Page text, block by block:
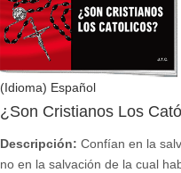
(Idioma) Español
¿Son Cristianos Los
Descripción: Confían en la
no en la salvación de la cual